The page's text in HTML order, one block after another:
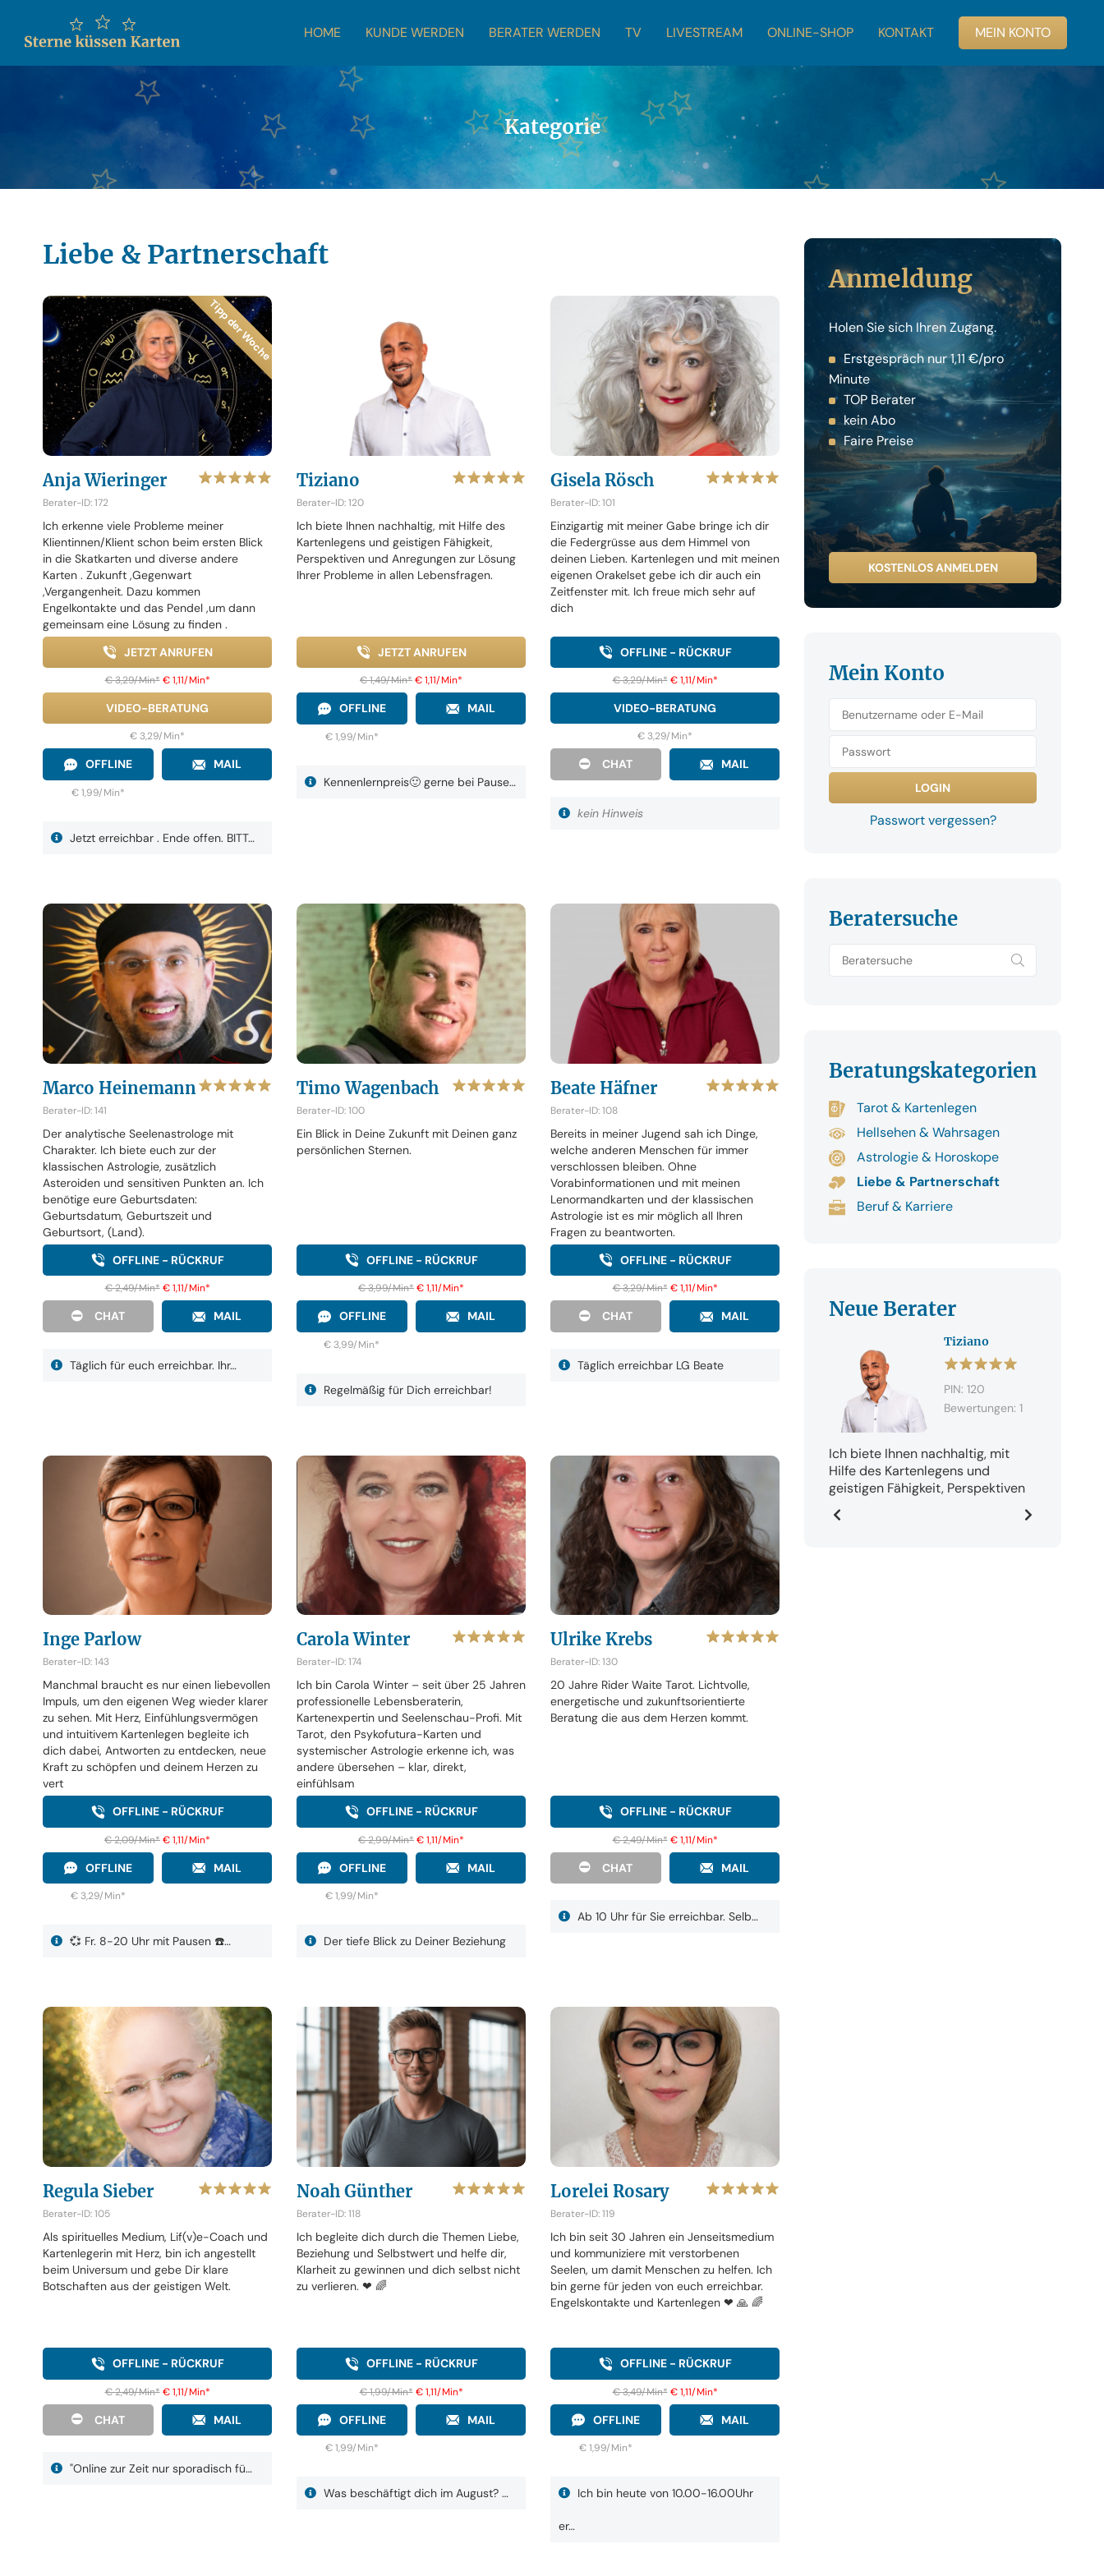
HOME KUNDE WERDEN BERATER WERDEN TV LIVESTREAM ONLINE-SHOP KONTAKT MEIN KONTO
Kategorie
Liebe & Partnerschaft
Anja Wieringer
Berater-ID: 172
Ich erkenne viele Probleme meiner
Klientinnen/Klient schon beim ersten Blick
in die Skatkarten und diverse andere
Karten . Zukunft ,Gegenwart
,Vergangenheit. Dazu kommen
Engelkontakte und das Pendel ,um dann
gemeinsam eine Lösung zu finden .
JETZT ANRUFEN
€ 3,29/Min* € 1,11/Min*
VIDEO-BERATUNG
€ 3,29/Min*
OFFLINE MAIL
€ 1,99/Min*
Jetzt erreichbar . Ende offen. BITT…
Tiziano
Berater-ID: 120
Ich biete Ihnen nachhaltig, mit Hilfe des
Kartenlegens und geistigen Fähigkeit,
Perspektiven und Anregungen zur Lösung
Ihrer Probleme in allen Lebensfragen.
JETZT ANRUFEN
€ 1,49/Min*€ 1,11/Min*
OFFLINE MAIL
€ 1,99/Min*
Kennenlernpreis🙂 gerne bei Pause…
Gisela Rösch
Berater-ID: 101
Einzigartig mit meiner Gabe bringe ich dir
die Federgrüsse aus dem Himmel von
deinen Lieben. Kartenlegen und mit meinen
eigenen Orakelset gebe ich dir auch ein
Zeitfenster mit. Ich freue mich sehr auf
dich
OFFLINE - RÜCKRUF
€ 3,29/Min* € 1,11/Min*
VIDEO-BERATUNG
€ 3,29/Min*
CHAT MAIL
kein Hinweis
Marco Heinemann
Berater-ID: 141
Der analytische Seelenastrologe mit
Charakter. Ich biete euch zur der
klassischen Astrologie, zusätzlich
Asteroiden und sensitiven Punkten an. Ich
benötige eure Geburtsdaten:
Geburtsdatum, Geburtszeit und
Geburtsort, (Land).
OFFLINE - RÜCKRUF
€ 2,49/Min* € 1,11/Min*
CHAT MAIL
Täglich für euch erreichbar. Ihr…
Timo Wagenbach
Berater-ID: 100
Ein Blick in Deine Zukunft mit Deinen ganz
persönlichen Sternen.
OFFLINE - RÜCKRUF
€ 3,99/Min*€ 1,11/Min*
OFFLINE MAIL
€ 3,99/Min*
Regelmäßig für Dich erreichbar!
Beate Häfner
Berater-ID: 108
Bereits in meiner Jugend sah ich Dinge,
welche anderen Menschen für immer
verschlossen bleiben. Ohne
Vorabinformationen und mit meinen
Lenormandkarten und der klassischen
Astrologie ist es mir möglich all Ihren
Fragen zu beantworten.
OFFLINE - RÜCKRUF
€ 3,29/Min* € 1,11/Min*
CHAT MAIL
Täglich erreichbar LG Beate
Inge Parlow
Berater-ID: 143
Manchmal braucht es nur einen liebevollen
Impuls, um den eigenen Weg wieder klarer
zu sehen. Mit Herz, Einfühlungsvermögen
und intuitivem Kartenlegen begleite ich
dich dabei, Antworten zu entdecken, neue
Kraft zu schöpfen und deinem Herzen zu
vert
OFFLINE - RÜCKRUF
€ 2,09/Min*€ 1,11/Min*
OFFLINE MAIL
€ 3,29/Min*
💞 Fr. 8-20 Uhr mit Pausen ☎️…
Carola Winter
Berater-ID: 174
Ich bin Carola Winter – seit über 25 Jahren
professionelle Lebensberaterin,
Kartenexpertin und Seelenschau-Profi. Mit
Tarot, den Psykofutura-Karten und
systemischer Astrologie erkenne ich, was
andere übersehen – klar, direkt,
einfühlsam
OFFLINE - RÜCKRUF
€ 2,99/Min*€ 1,11/Min*
OFFLINE MAIL
€ 1,99/Min*
Der tiefe Blick zu Deiner Beziehung
Ulrike Krebs
Berater-ID: 130
20 Jahre Rider Waite Tarot. Lichtvolle,
energetische und zukunftsorientierte
Beratung die aus dem Herzen kommt.
OFFLINE - RÜCKRUF
€ 2,49/Min* € 1,11/Min*
CHAT MAIL
Ab 10 Uhr für Sie erreichbar. Selb…
Regula Sieber
Berater-ID: 105
Als spirituelles Medium, Lif(v)e-Coach und
Kartenlegerin mit Herz, bin ich angestellt
beim Universum und gebe Dir klare
Botschaften aus der geistigen Welt.
OFFLINE - RÜCKRUF
€ 2,49/Min* € 1,11/Min*
CHAT MAIL
"Online zur Zeit nur sporadisch fü…
Noah Günther
Berater-ID: 118
Ich begleite dich durch die Themen Liebe,
Beziehung und Selbstwert und helfe dir,
Klarheit zu gewinnen und dich selbst nicht
zu verlieren. ❤ 🌈
OFFLINE - RÜCKRUF
€ 1,99/Min* € 1,11/Min*
OFFLINE MAIL
€ 1,99/Min*
Was beschäftigt dich im August? …
Lorelei Rosary
Berater-ID: 119
Ich bin seit 30 Jahren ein Jenseitsmedium
und kommuniziere mit verstorbenen
Seelen, um damit Menschen zu helfen. Ich
bin gerne für jeden von euch erreichbar.
Engelskontakte und Kartenlegen ❤ ️🙏 🌈
OFFLINE - RÜCKRUF
€ 3,49/Min* € 1,11/Min*
OFFLINE MAIL
€ 1,99/Min*
Ich bin heute von 10.00-16.00Uhr
er…
Anmeldung
Holen Sie sich Ihren Zugang.
Erstgespräch nur 1,11 €/pro
Minute
TOP Berater
kein Abo
Faire Preise
KOSTENLOS ANMELDEN
Mein Konto
Passwort vergessen?
Beratersuche
Beratungskategorien
Tarot & Kartenlegen
Hellsehen & Wahrsagen
Astrologie & Horoskope
Liebe & Partnerschaft
Beruf & Karriere
Neue Berater
Tiziano
PIN: 120
Bewertungen: 1
Ich biete Ihnen nachhaltig, mit
Hilfe des Kartenlegens und
geistigen Fähigkeit, Perspektiven
und Anregungen zur Lösung Ihrer
Probleme in allen Lebensfragen.